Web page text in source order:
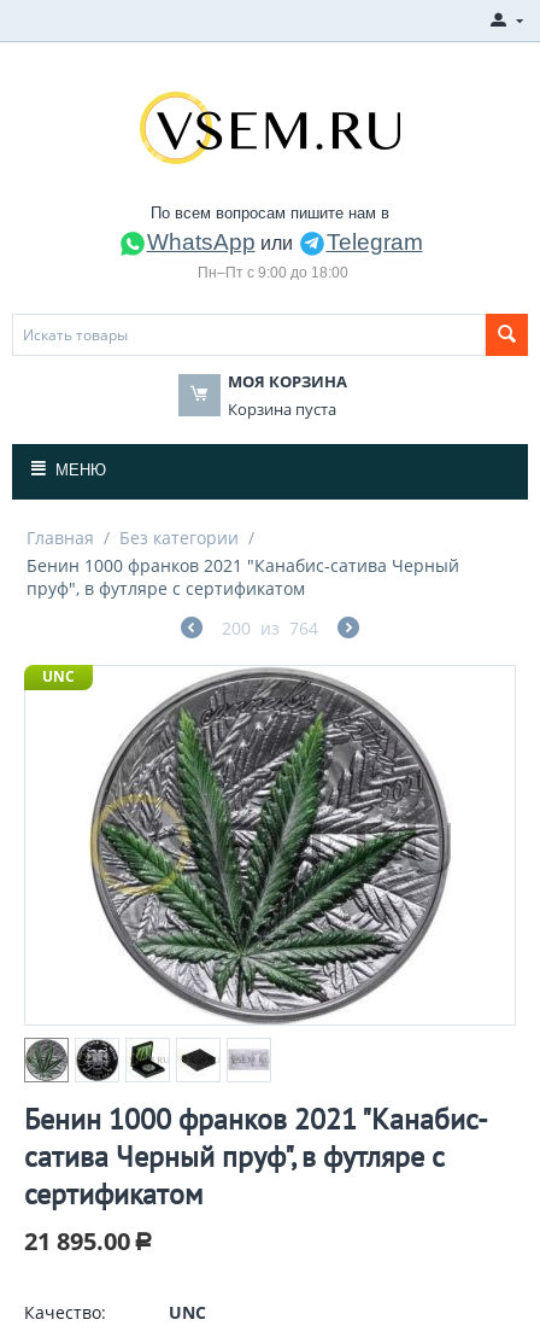
По всем вопросам пишите нам в
WhatsApp или Telegram
Пн–Пт с 9:00 до 18:00
МОЯ КОРЗИНА
Корзина пуста
МЕНЮ
Главная / Без категории /
Бенин 1000 франков 2021 "Канабис-сатива Черный
пруф", в футляре с сертификатом
200 из 764
UNC
Бенин 1000 франков 2021 "Канабис-
сатива Черный пруф", в футляре с
сертификатом
21 895.00 Р
Качество:
UNC